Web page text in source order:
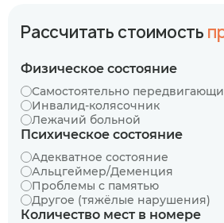
Рассчитать стоимость
Физическое состояние
Самостоятельно
Инвалид-колясочник
Лежачий больной
Психическое состояние
Адекватное состояние
Альцгеймер/Деменция
Проблемы с памятью
Другое (тяжёлые нарушения)
Количество мест в номере